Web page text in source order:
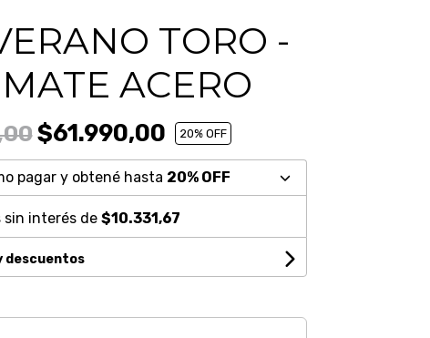
TORO -
ACERO
$61.990,00 20% OFF
pagar y obtené hasta 20% OFF
sin interés de $10.331,67
descuentos